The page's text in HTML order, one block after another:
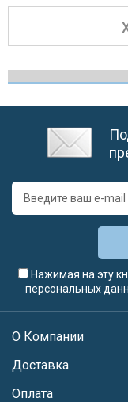
Нажимая на эту
персональных
О Компании
Доставка
Оплата